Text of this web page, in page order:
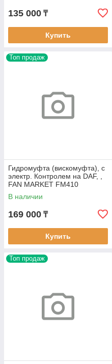
135 000 ₸
Купить
Топ продаж
Гидромуфта (вискомуфта), с
электр. Контролем на DAF, ,
FAN MARKET FM410
В наличии
169 000 ₸
Купить
Топ продаж